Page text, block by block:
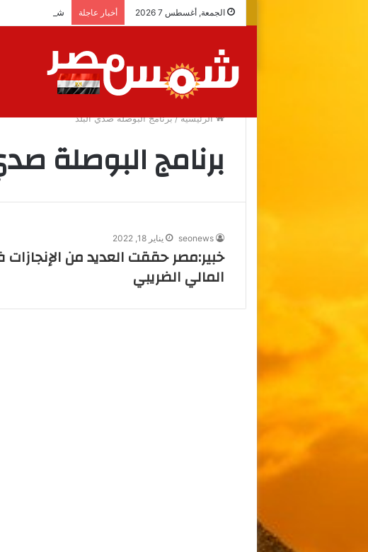
الجمعة, أغسطس 7 2026 أخبار عاجلة شراكة إيجي
الرئيسية/برنامج البوصلة صدي البلد
برنامج البوصلة
seonews يناير 18, 2022
خبير:مصر حققت العديد من
المالي الضريبي